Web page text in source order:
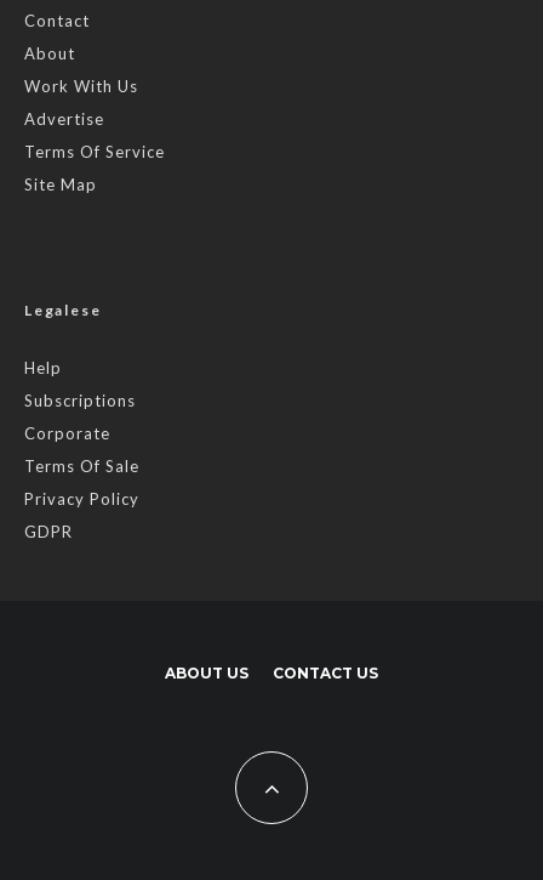
Contact
About
Work With Us
Advertise
Terms Of Service
Site Map
Legalese
Help
Subscriptions
Corporate
Terms Of Sale
Privacy Policy
GDPR
ABOUT US CONTACT US